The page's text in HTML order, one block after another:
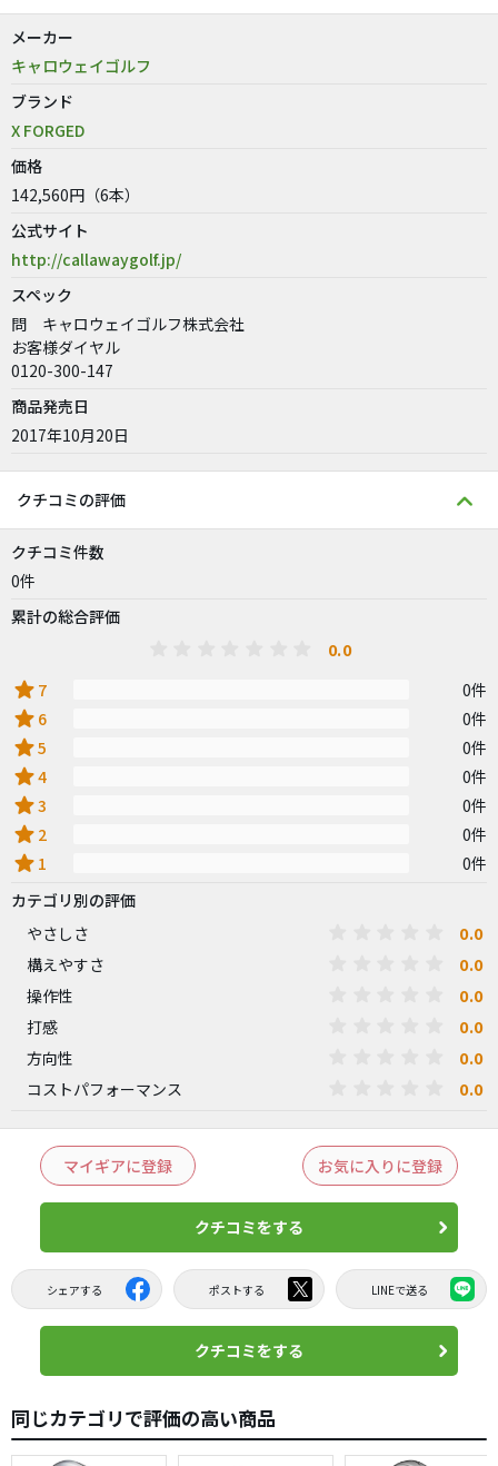
メーカー
キャロウェイゴルフ
ブランド
X FORGED
価格
142,560円（6本）
公式サイト
http://callawaygolf.jp/
スペック
問 キャロウェイゴルフ株式会社
お客様ダイヤル
0120-300-147
商品発売日
2017年10月20日
クチコミの評価
クチコミ件数
0件
累計の総合評価
0.0
star 7 0件
star 6 0件
star5 0件
star4 0件
star3 0件
star 2 0件
star 1
0件
カテゴリ別の評価
やさしさ
0.0
構えやすさ 0.0
操作性 0.0
打感 0.0
方向性 0.0
コストパフォーマンス 0.0
マイギアに登録 お気に入りに登録
クチコミをする
シェアする ポストする LINEで送る
クチコミをする
同じカテゴリで評価の高い商品